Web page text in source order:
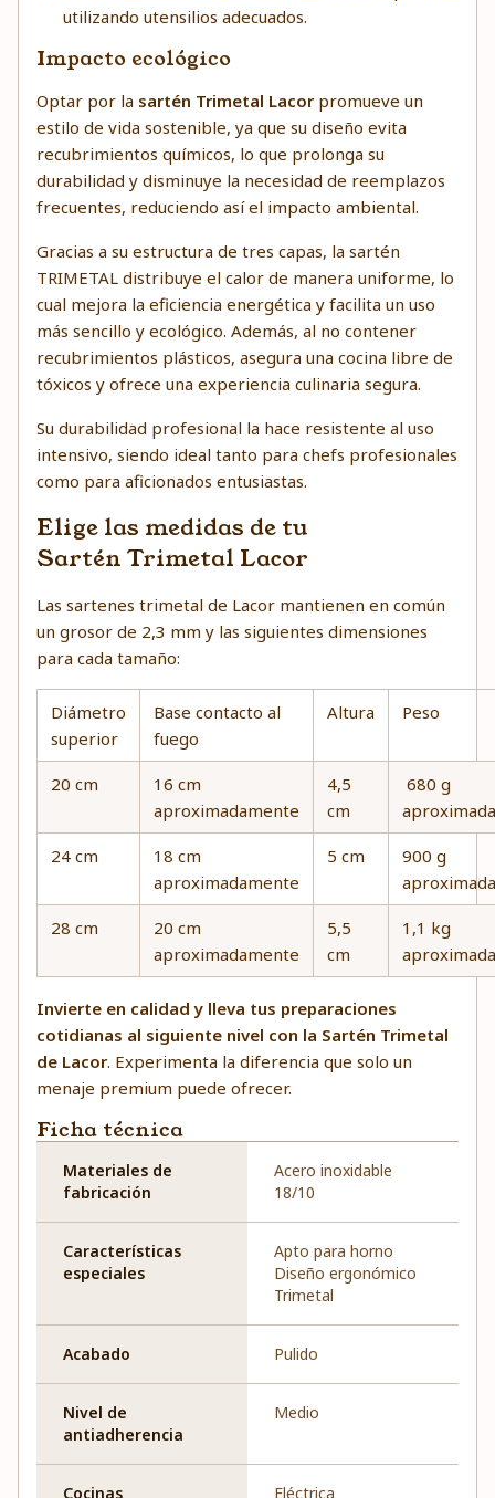
utilizando utensilios adecuados.
Impacto ecológico
Optar por la sartén Trimetal Lacorpromueve un
estilo de vida sostenible, ya que su diseño evita
recubrimientos químicos, lo que prolonga su
durabilidad y disminuye la necesidad de reemplazos
frecuentes, reduciendo así el impacto ambiental.
Gracias a su estructura de tres capas, la sartén
TRIMETAL distribuye el calor de manera uniforme, lo
cual mejora la eficiencia energética y facilita un uso
más sencillo y ecológico. Además, al no contener
recubrimientos plásticos, asegura una cocina libre de
tóxicos y ofrece una experiencia culinaria segura.
Su durabilidad profesional la hace resistente al uso
intensivo, siendo ideal tanto para chefs profesionales
como para aficionados entusiastas.
Elige las medidas de tu
Sartén Trimetal Lacor
Las sartenes trimetal de Lacor mantienen en común
un grosor de 2,3 mm y las siguientes dimensiones
para cada tamaño:
Diámetro
superior
Base contacto al
fuego
Altura Peso
20 cm
16 cm
aproximadamente
4,5
cm
680 g
24 cm
18 cm
aproximadamente
5 cm
900 g
28 cm
20 cm
aproximadamente
5,5
cm
1,1 kg
Invierte en calidad y lleva tus preparaciones
cotidianas al siguiente nivel con la Sartén Trimetal
de Lacor. Experimenta la diferencia que solo un
menaje premium puede ofrecer.
Ficha técnica
Materiales de
fabricación
Acero inoxidable
18/10
Características
especiales
Apto para horno
Diseño ergonómico
Trimetal
Acabado Pulido
Nivel de
antiadherencia
Medio
Cocinas
Eléctrica